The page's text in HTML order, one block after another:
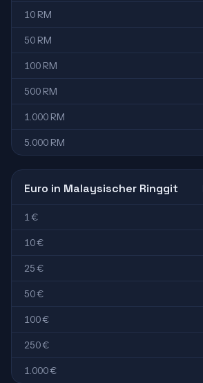
10 RM
50 RM
100 RM
500 RM
1.000 RM
5.000 RM
Euro in Malaysischer Ringgit
1 €
10 €
25 €
50 €
100 €
250 €
1.000 €